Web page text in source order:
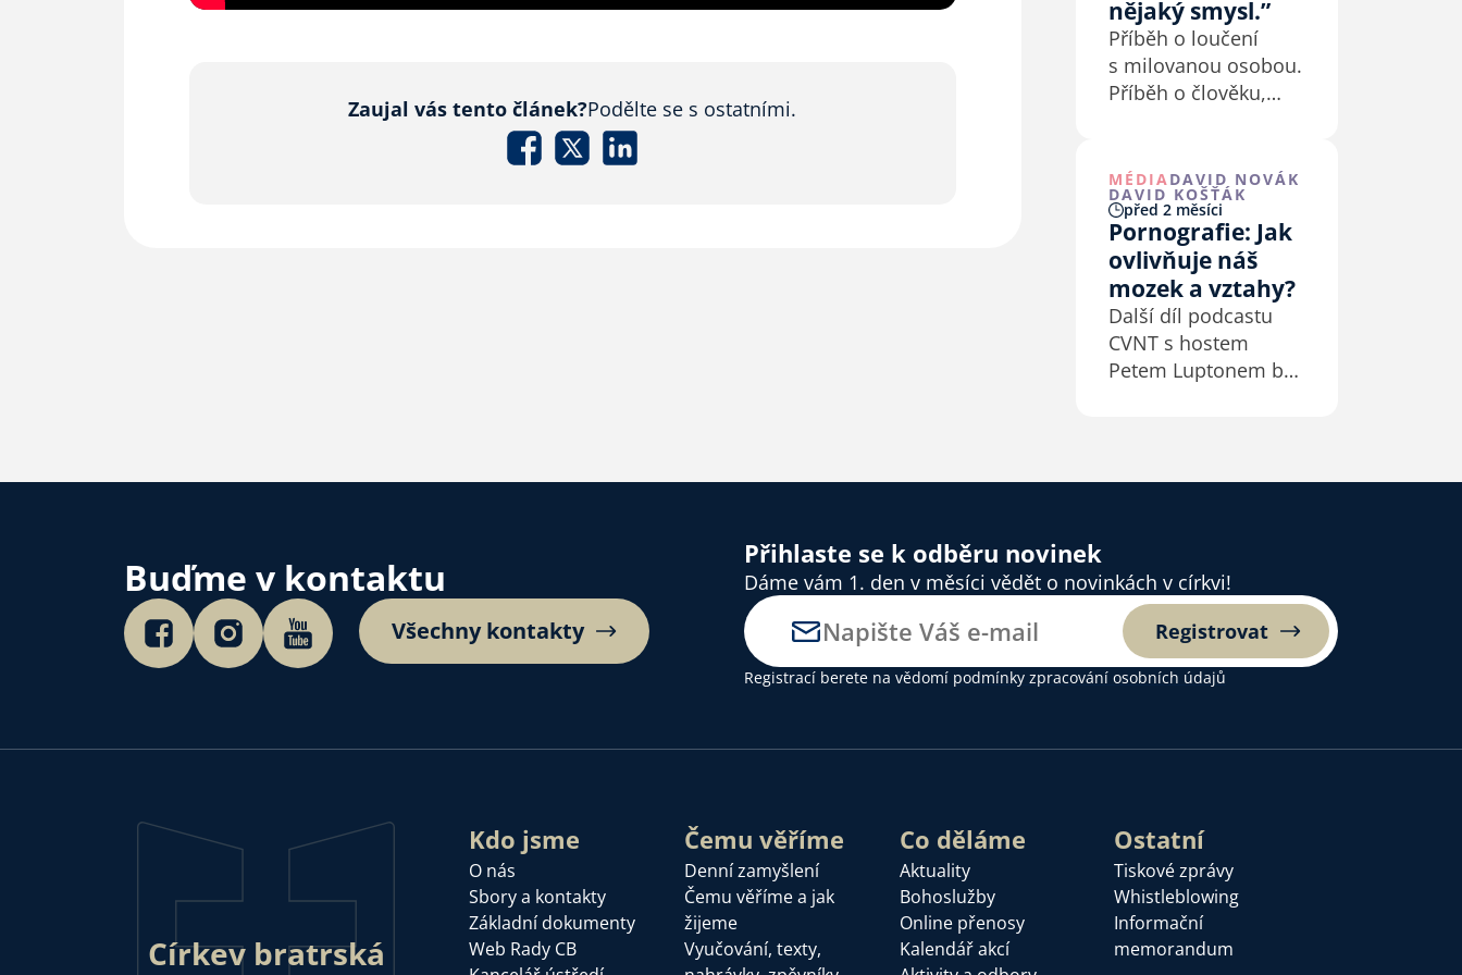
Zaujal vás tento článek?Podělte se s ostatními.
nějaký smysl.”
Příběh o loučení
s milovanou osobou.
Příběh o člověku,
sám se sebou.
Příběh o Bohu, pro
kterého je smrt
pouze nový začátek.
MÉDIADAVID NOVÁK
DAVID KOŠŤÁK
před 2 měsíci
Pornografie: Jak
ovlivňuje náš
mozek a vztahy?
Další díl podcastu
CVNT s hostem
Petem Luptonem byl
Buďme v kontaktu
Všechny kontakty
Přihlaste se k odběru novinek
Dáme vám 1. den v měsíci vědět o novinkách v církvi!
Registrovat
Registrací berete na vědomí podmínky zpracování osobních údajů
Církev bratrská
Kdo jsme
O nás
Sbory a kontakty
Základní dokumenty
Web Rady CB
Čemu věříme
Denní zamyšlení
Čemu věříme a jak
žijeme
Vyučování, texty,
Co děláme
Aktuality
Bohoslužby
Online přenosy
Kalendář akcí
Ostatní
Tiskové zprávy
Whistleblowing
Informační
memorandum